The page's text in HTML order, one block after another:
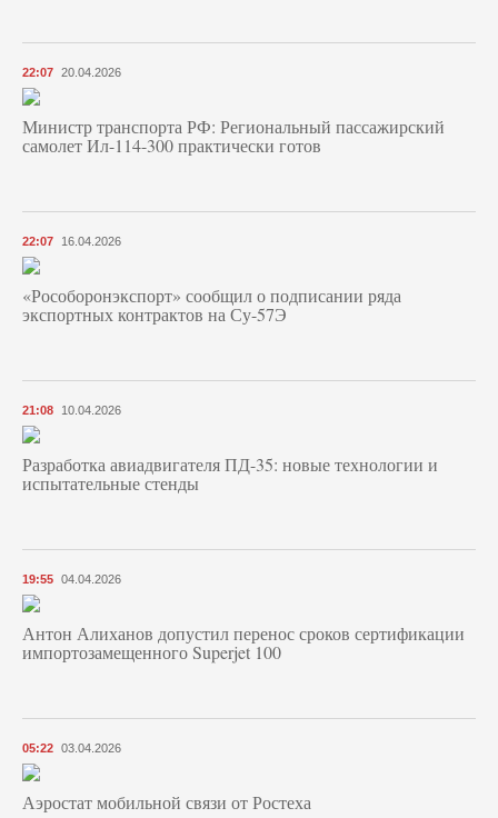
22:07 20.04.2026
Министр транспорта РФ: Региональный пассажирский
самолет Ил-114-300 практически готов
22:07 16.04.2026
«Рособоронэкспорт» сообщил о подписании ряда
экспортных контрактов на Су-57Э
21:08 10.04.2026
Разработка авиадвигателя ПД-35: новые технологии и
испытательные стенды
19:55 04.04.2026
Антон Алиханов допустил перенос сроков сертификации
импортозамещенного Superjet 100
05:22 03.04.2026
Аэростат мобильной связи от Ростеха